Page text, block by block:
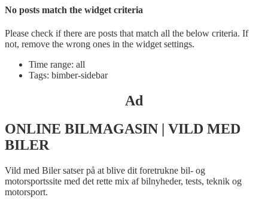
No posts match the widget criteria
Please check if there are posts that match all the below criteria. If
not, remove the wrong ones in the widget settings.
Time range: all
Tags: bimber-sidebar
Ad
ONLINE BILMAGASIN | VILD MED
BILER
Vild med Biler satser på at blive dit foretrukne bil- og
motorsportssite med det rette mix af bilnyheder, tests, teknik og
motorsport.